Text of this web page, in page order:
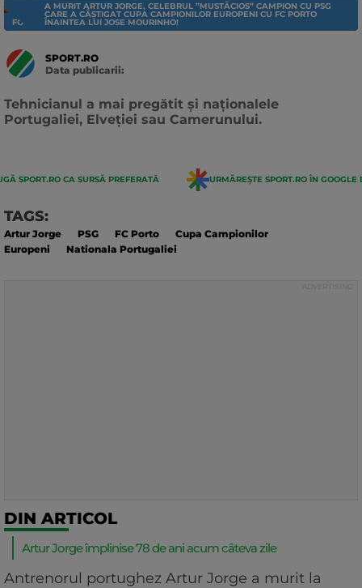
FOTBAL EXTERN
A MURIT ARTUR JORGE, CELEBRUL ”MUSTĂCIOS” CAMPION CU PSG
CARE A CÂȘTIGAT CUPA CAMPIONILOR EUROPENI CU FC PORTO
ÎNAINTEA LUI JOSE MOURINHO!
SPORT.RO
Data publicarii:
Tehnicianul a mai pregătit și naționalele
Portugaliei, Elveției sau Camerunului.
SPORT.RO CA SURSĂ PREFERATĂ URMĂREȘTE SPORT.RO ÎN GOOGLE
TAGS:
Artur Jorge PSG FC Porto
Cupa Campionilor
Europeni
Nationala Portugaliei
DIN ARTICOL
Artur Jorge împlinise 78 de ani acum câteva zile
Antrenorul portughez Artur Jorge a murit la